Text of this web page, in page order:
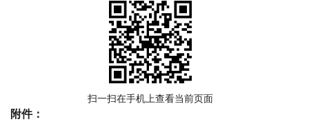
扫一扫在手机上查看当前页面
附件：